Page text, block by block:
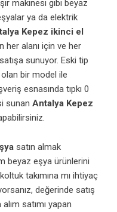
makinesi gibi beyaz
ya da elektrik
Kepez ikinci el
her alanı için ve her
sunuyor. Eski tip
bir model ile
esnasında tıpkı 0
sunan Antalya Kepez
satın almak
beyaz eşya ürünlerini
takımına mı ihtiyaç
değerinde satış
alım satımı yapan